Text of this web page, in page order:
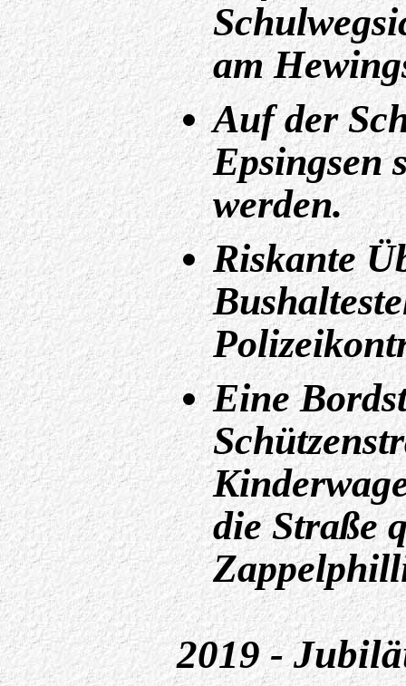
am
Auf der
Epsingsen
werden.
Riskante
Eine
die Straße
2019 -